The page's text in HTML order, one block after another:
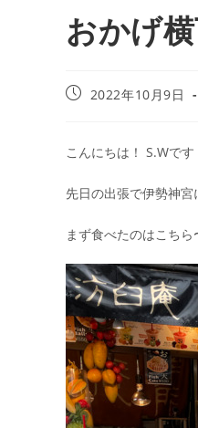
おかげ
2022年10月9日
こんにちは！ S.Wです
先日の出張で伊勢神
まず食べたのはこちら